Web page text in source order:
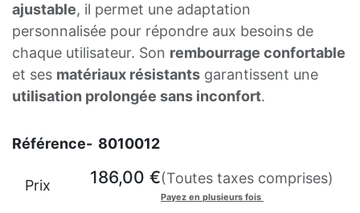
ajustable, il permet une adaptation
personnalisée pour répondre aux besoins de
chaque utilisateur. Son rembourrage confortable
et ses matériaux résistants garantissent une
utilisation prolongée sans inconfort.
Référence- 8010012
Prix 186,00 €(Toutes taxes comprises)
Payez en plusieurs fois